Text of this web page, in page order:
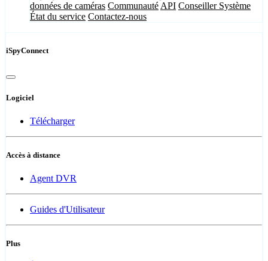
données de caméras Communauté API Conseiller Système
État du service Contactez-nous
iSpyConnect
Logiciel
Télécharger
Accès à distance
Agent DVR
Guides d'Utilisateur
Plus